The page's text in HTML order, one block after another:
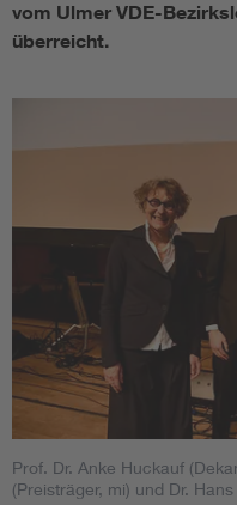
vom Ulmer VDE-
überreicht.
Prof. Dr. Anke Huckauf
(Preisträger, mi) und Dr.